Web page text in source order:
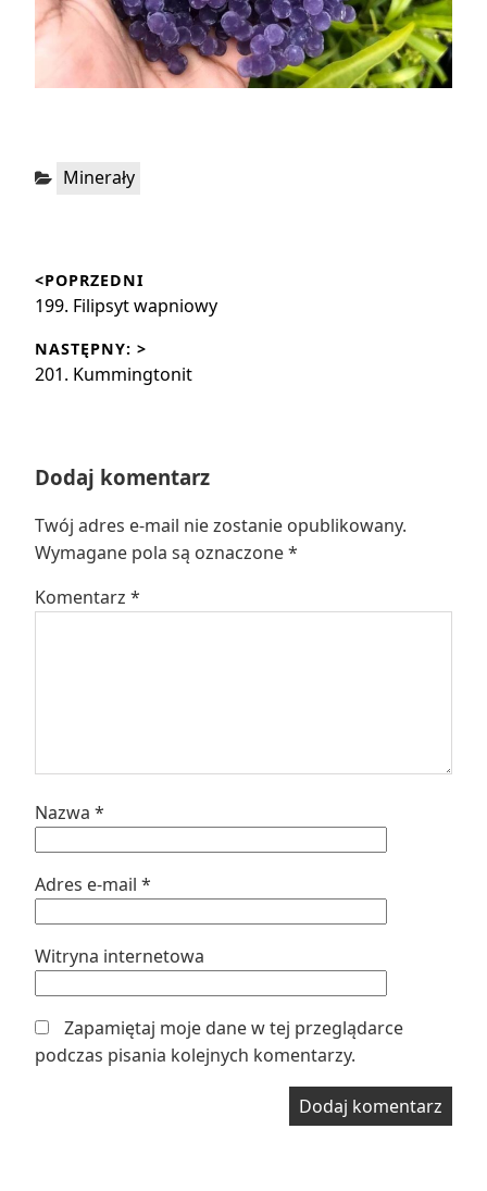
Kategorie:
Minerały
wpisu
<POPRZEDNI
Poprzedni
199. Filipsyt wapniowy
NASTĘPNY: >
Następny
201. Kummingtonit
Dodaj komentarz
Twój adres e-mail nie zostanie opublikowany.
Wymagane pola są oznaczone*
Komentarz *
Nazwa *
Adres e-mail *
Witryna internetowa
Zapamiętaj moje dane w tej przeglądarce
podczas pisania kolejnych komentarzy.